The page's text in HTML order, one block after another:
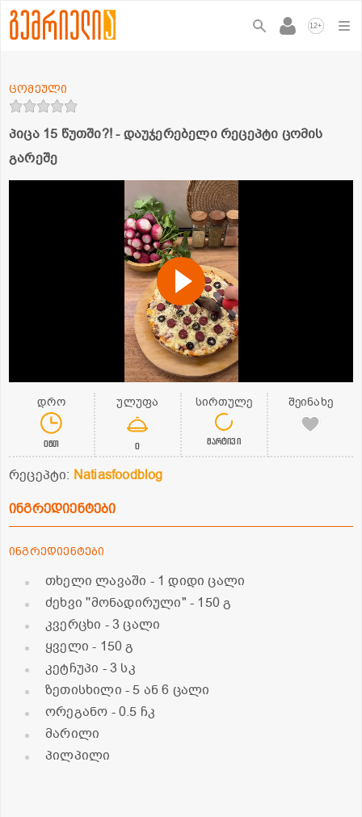
12+
პიცა 15 წუთში?! - დაუჯერებელი რეცეპტი ცომის
გარეშე
ცომეული
დრო
0წთ
ულუფა
0
სირთულე
მარტივი
შეინახე
რეცეპტი: Natiasfoodblog
ინგრედიენტები
ინგრედიენტები
თხელი ლავაში - 1 დიდი ცალი
ძეხვი ''მონადირული" - 150 გ
კვერცხი - 3 ცალი
ყველი- 150 გ
კეტჩუპი - 3 სკ
ზეთისხილი - 5 ან 6 ცალი
ორეგანო - 0.5 ჩკ
მარილი
პილპილი